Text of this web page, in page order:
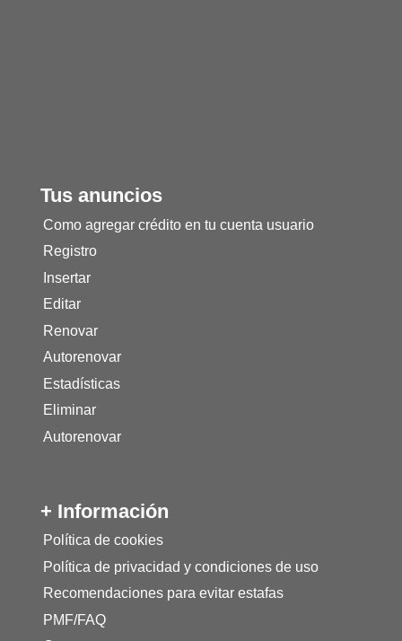
Tus anuncios
Como agregar crédito en tu cuenta usuario
Registro
Insertar
Editar
Renovar
Autorenovar
Estadísticas
Eliminar
Autorenovar
+ Información
Política de cookies
Política de privacidad y condiciones de uso
Recomendaciones para evitar estafas
PMF/FAQ